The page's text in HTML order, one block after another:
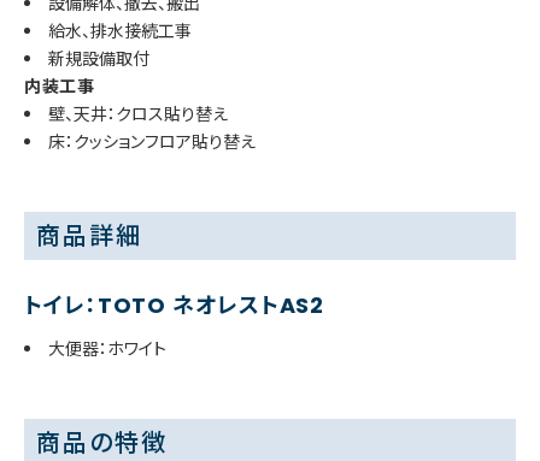
給水、排水接続工事
新規設備取付
内装工事
壁、天井：クロス貼り替え
床：クッションフロア貼り替え
商品詳細
トイレ：TOTO ネオレストAS2
大便器：ホワイト
商品の特徴